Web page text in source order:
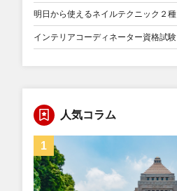
明日から使えるネイルテクニック２種
インテリアコーディネーター資格試験
人気コラム